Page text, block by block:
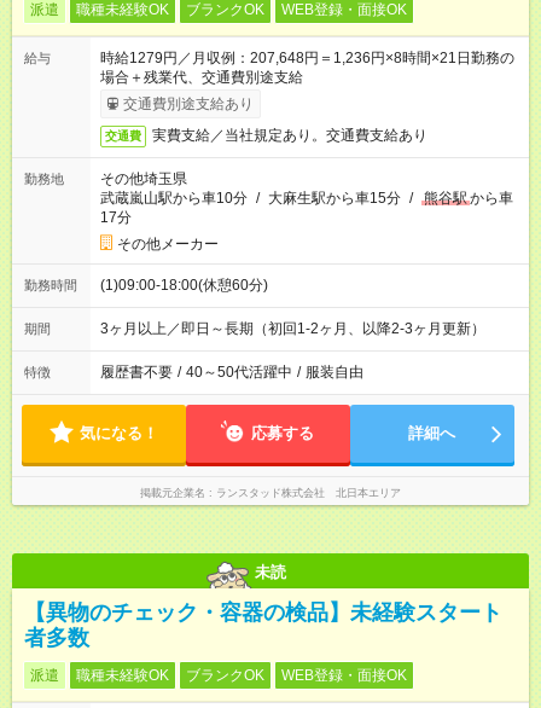
派遣 職種未経験OK ブランクOK WEB登録・面接OK
給与
時給1279円／月収例：207,648円＝1,236円×8時間×21日勤務の
場合＋残業代、交通費別途支給
交通費別途支給あり
交通費 実費支給／当社規定あり。交通費支給あり
勤務地
その他埼玉県
武蔵嵐山駅から車10分 / 大麻生駅から車15分 / 熊谷駅から車
17分
その他メーカー
勤務時間 (1)09:00-18:00(休憩60分)
期間 3ヶ月以上／即日～長期（初回1‐2ヶ月、以降2‐3ヶ月更新）
特徴 履歴書不要 / 40～50代活躍中 / 服装自由
気になる！ 応募する 詳細へ
掲載元企業名 ランスタッド株式会社 北日本エリア
未読
【異物のチェック・容器の検品】未経験スタート
者多数
派遣 職種未経験OK ブランクOK WEB登録・面接OK